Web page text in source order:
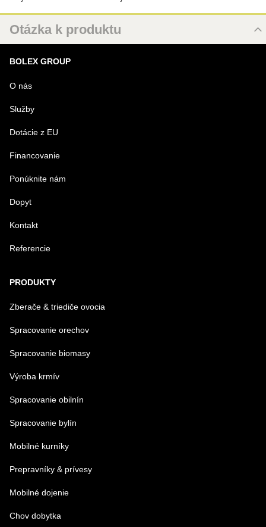
Otázka k produktu
MENO
VÁŠ E-MAIL
VAŠA OTÁZKA K PRODUKTU
Odoslať
BOLEX GROUP
O nás
Služby
Dotácie z EU
Financovanie
Ponúknite nám
Dopyt
Kontakt
Referencie
PRODUKTY
Zberače & triediče ovocia
Spracovanie orechov
Spracovanie biomasy
Výroba krmív
Spracovanie obilnín
Spracovanie bylín
Mobilné kurníky
Prepravníky & prívesy
Mobilné dojenie
Chov dobytka